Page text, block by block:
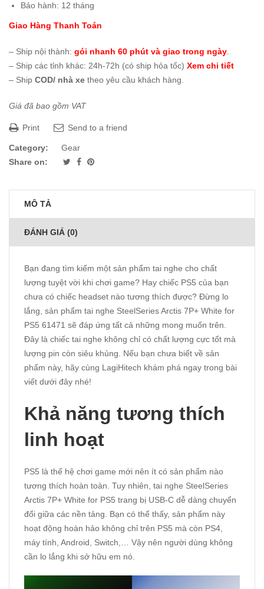
Bảo hành: 12 tháng
Giao Hàng Thanh Toán
– Ship nội thành: gói nhanh 60 phút và giao trong ngày
– Ship các tỉnh khác: 24h-72h (có ship hỏa tốc) Xem chi tiết
– Ship COD/ nhà xe theo yêu cầu khách hàng.
Giá đã bao gồm VAT
Print Send to a friend
Category:
Gear
Share on:
MÔ TẢ
ĐÁNH GIÁ (0)
Bạn đang tìm kiếm một sản phẩm tai nghe cho chất
lượng tuyệt vời khi chơi game? Hay chiếc PS5 của bạn
chưa có chiếc headset nào tương thích được? Đừng lo
lắng, sản phẩm tai nghe SteelSeries Arctis 7P+ White for
PS5 61471 sẽ đáp ứng tất cả những mong muốn trên.
Đây là chiếc tai nghe không chỉ có chất lượng cực tốt mà
lượng pin còn siêu khủng. Nếu bạn chưa biết về sản
phẩm này, hãy cùng LagiHitech khám phá ngay trong bài
viết dưới đây nhé!
Khả năng tương thích
linh hoạt
PS5 là thế hệ chơi game mới nên ít có sản phẩm nào
tương thích hoàn toàn. Tuy nhiên, tai nghe SteelSeries
Arctis 7P+ White for PS5 trang bị USB-C dễ dàng chuyển
đổi giữa các nền tảng. Bạn có thể thấy, sản phẩm này
hoạt động hoàn hảo không chỉ trên PS5 mà còn PS4,
máy tính, Android, Switch,… Vậy nên người dùng không
cần lo lắng khi sở hữu em nó.